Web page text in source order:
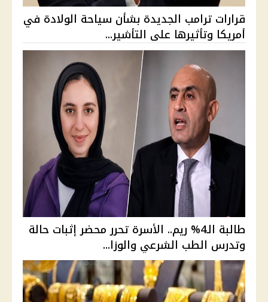
قرارات ترامب الجديدة بشأن سياحة الولادة في
أمريكا وتأثيرها على التأشير...
طالبة الـ4% ريم.. الأسرة تحرر محضر إثبات حالة
وتدرس الطب الشرعي والوزا...